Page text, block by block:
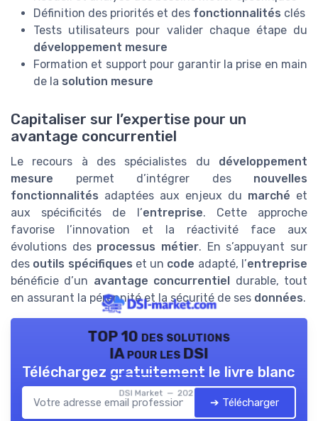
Définition des priorités et des fonctionnalités clés
Tests utilisateurs pour valider chaque étape du
développement mesure
Formation et support pour garantir la prise en main
de la solution mesure
Capitaliser sur l’expertise pour un
avantage concurrentiel
Le recours à des spécialistes du développement
mesure permet d’intégrer des nouvelles
fonctionnalités adaptées aux enjeux du marché et
aux spécificités de l’entreprise. Cette approche
favorise l’innovation et la réactivité face aux
évolutions des processus métier. En s’appuyant sur
des outils spécifiques et un code adapté, l’entreprise
bénéficie d’un avantage concurrentiel durable, tout
en assurant la pérennité et la sécurité de ses données.
TOP 10 des solutions
IA pour les DSI
DSI Market — 2026
Téléchargez gratuitement le livre blanc
➔ Télécharger